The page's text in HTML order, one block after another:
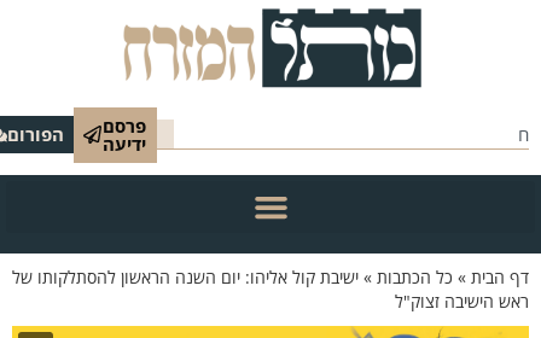
פרסם
ידיעה הפורום
הבית»כל הכתבות»ישיבת קול אליהו: יום השנה הראשון להסתלקותו של
הישיבה זצוק"ל